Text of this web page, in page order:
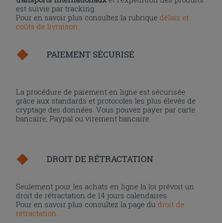
est suivie par tracking.
Pour en savoir plus consultez la rubriquedélais et
coûts de livraison
PAIEMENT SÉCURISÉ
La procédure de paiement en ligne est sécurisée
grâce aux standards et protocoles les plus élevés de
cryptage des données. Vous pouvez payer par carte
bancaire, Paypal ou virement bancaire.
DROIT DE RÉTRACTATION
Seulement pour les achats en ligne la loi prévoit un
droit de rétractation de 14 jours calendaires.
Pour en savoir plus consultez la page dudroit de
rétractation